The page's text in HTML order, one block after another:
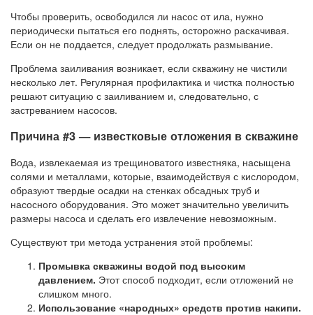
Чтобы проверить, освободился ли насос от ила, нужно
периодически пытаться его поднять, осторожно раскачивая.
Если он не поддается, следует продолжать размывание.
Проблема заиливания возникает, если скважину не чистили
несколько лет. Регулярная профилактика и чистка полностью
решают ситуацию с заиливанием и, следовательно, с
застреванием насосов.
Причина #3 — известковые отложения в скважине
Вода, извлекаемая из трещиноватого известняка, насыщена
солями и металлами, которые, взаимодействуя с кислородом,
образуют твердые осадки на стенках обсадных труб и
насосного оборудования. Это может значительно увеличить
размеры насоса и сделать его извлечение невозможным.
Существуют три метода устранения этой проблемы:
Промывка скважины водой под высоким
давлением. Этот способ подходит, если отложений не
слишком много.
Использование «народных» средств против накипи.